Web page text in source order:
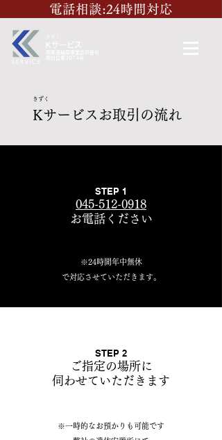
K ​サービス
電話相談:24時間対応
きずく
Kサービスお取引の流れ
STEP 1
045-512-0918
​お電話ください
※24時間年中無休
で​対応させていただきます。
STEP 2
ご指定の場所に
伺わせていただきます
※一時的なお預かりも可能です